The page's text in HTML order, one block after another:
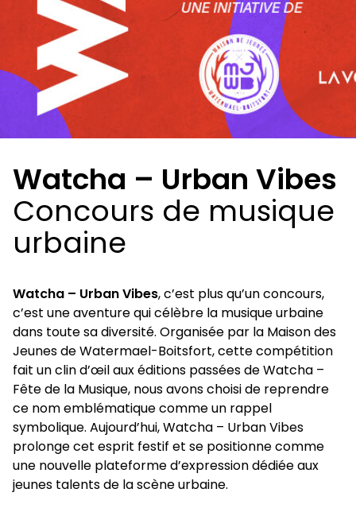
Watcha – Urban Vibes
Concours de musique
urbaine
Watcha – Urban Vibes, c’est plus qu’un concours,
c’est une aventure qui célèbre la musique urbaine
dans toute sa diversité. Organisée par la Maison des
Jeunes de Watermael-Boitsfort, cette compétition
fait un clin d’œil aux éditions passées de Watcha –
Fête de la Musique, nous avons choisi de reprendre
ce nom emblématique comme un rappel
symbolique. Aujourd’hui, Watcha – Urban Vibes
prolonge cet esprit festif et se positionne comme
une nouvelle plateforme d’expression dédiée aux
jeunes talents de la scène urbaine.